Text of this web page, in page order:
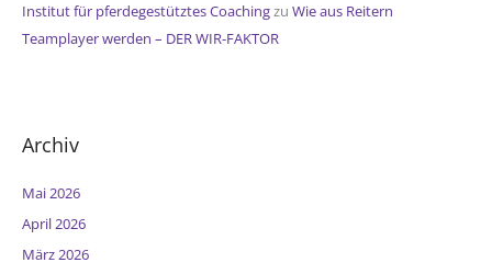
Institut für pferdegestütztes Coachingzu Wie aus Reitern
Teamplayer werden – DER WIR-FAKTOR
Archiv
Mai 2026
April 2026
März 2026